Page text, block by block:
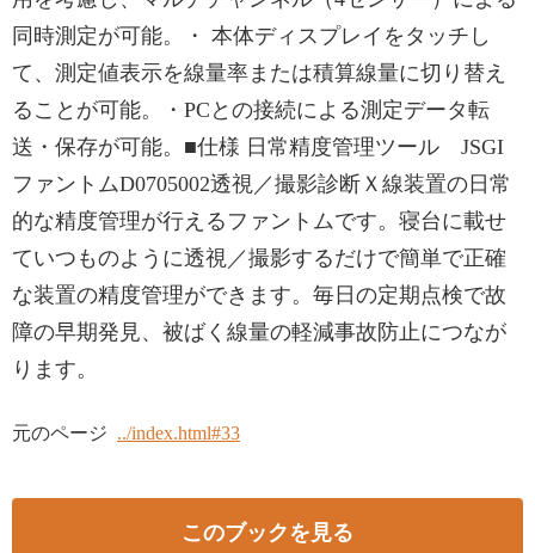
同時測定が可能。・ 本体ディスプレイをタッチし
て、測定値表示を線量率または積算線量に切り替え
ることが可能。・PCとの接続による測定データ転
送・保存が可能。■仕様 日常精度管理ツール JSGI
ファントムD0705002透視／撮影診断Ｘ線装置の日常
的な精度管理が行えるファントムです。寝台に載せ
ていつものように透視／撮影するだけで簡単で正確
な装置の精度管理ができます。毎日の定期点検で故
障の早期発見、被ばく線量の軽減事故防止につなが
ります。
元のページ ../index.html#33
このブックを見る